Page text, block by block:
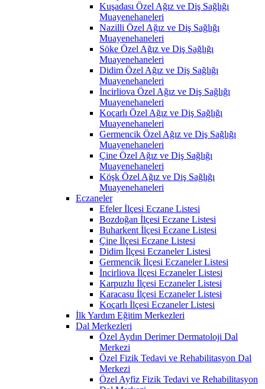
Kuşadası Özel Ağız ve Diş Sağlığı
Muayenehaneleri
Nazilli Özel Ağız ve Diş Sağlığı
Muayenehaneleri
Söke Özel Ağız ve Diş Sağlığı
Muayenehaneleri
Didim Özel Ağız ve Diş Sağlığı
Muayenehaneleri
İncirliova Özel Ağız ve Diş Sağlığı
Muayenehaneleri
Koçarlı Özel Ağız ve Diş Sağlığı
Muayenehaneleri
Germencik Özel Ağız ve Diş Sağlığı
Muayenehaneleri
Çine Özel Ağız ve Diş Sağlığı
Muayenehaneleri
Köşk Özel Ağız ve Diş Sağlığı
Muayenehaneleri
Eczaneler
Efeler İlçesi Eczane Listesi
Bozdoğan İlçesi Eczane Listesi
Buharkent İlçesi Eczane Listesi
Çine İlçesi Eczane Listesi
Didim İlçesi Eczaneler Listesi
Germencik İlçesi Eczaneler Listesi
İncirliova İlçesi Eczaneler Listesi
Karpuzlu İlçesi Eczaneler Listesi
Karacasu İlçesi Eczaneler Listesi
Koçarlı İlçesi Eczaneler Listesi
İlk Yardım Eğitim Merkezleri
Dal Merkezleri
Özel Aydın Derimer Dermatoloji Dal
Merkezi
Özel Fizik Tedavi ve Rehabilitasyon Dal
Merkezi
Özel Ayfiz Fizik Tedavi ve Rehabilitasyon